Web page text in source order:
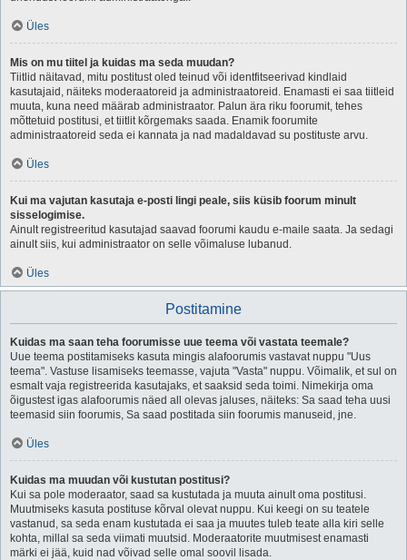
Üles
Mis on mu tiitel ja kuidas ma seda muudan?
Tiitlid näitavad, mitu postitust oled teinud või identfitseerivad kindlaid
kasutajaid, näiteks moderaatoreid ja administraatoreid. Enamasti ei saa tiitleid
muuta, kuna need määrab administraator. Palun ära riku foorumit, tehes
mõttetuid postitusi, et tiitlit kõrgemaks saada. Enamik foorumite
administraatoreid seda ei kannata ja nad madaldavad su postituste arvu.
Üles
Kui ma vajutan kasutaja e-posti lingi peale, siis küsib foorum minult
sisselogimise.
Ainult registreeritud kasutajad saavad foorumi kaudu e-maile saata. Ja sedagi
ainult siis, kui administraator on selle võimaluse lubanud.
Üles
Postitamine
Kuidas ma saan teha foorumisse uue teema või vastata teemale?
Uue teema postitamiseks kasuta mingis alafoorumis vastavat nuppu "Uus
teema". Vastuse lisamiseks teemasse, vajuta "Vasta" nuppu. Võimalik, et sul on
esmalt vaja registreerida kasutajaks, et saaksid seda toimi. Nimekirja oma
õigustest igas alafoorumis näed all olevas jaluses, näiteks: Sa saad teha uusi
teemasid siin foorumis, Sa saad postitada siin foorumis manuseid, jne.
Üles
Kuidas ma muudan või kustutan postitusi?
Kui sa pole moderaator, saad sa kustutada ja muuta ainult oma postitusi.
Muutmiseks kasuta postituse kõrval olevat nuppu. Kui keegi on su teatele
vastanud, sa seda enam kustutada ei saa ja muutes tuleb teate alla kiri selle
kohta, millal sa seda viimati muutsid. Moderaatorite muutmisest enamasti
märki ei jää, kuid nad võivad selle omal soovil lisada.